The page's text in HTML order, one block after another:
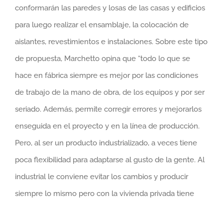
conformarán las paredes y losas de las casas y edificios
para luego realizar el ensamblaje, la colocación de
aislantes, revestimientos e instalaciones. Sobre este tipo
de propuesta, Marchetto opina que “todo lo que se
hace en fábrica siempre es mejor por las condiciones
de trabajo de la mano de obra, de los equipos y por ser
seriado. Además, permite corregir errores y mejorarlos
enseguida en el proyecto y en la línea de producción.
Pero, al ser un producto industrializado, a veces tiene
poca flexibilidad para adaptarse al gusto de la gente. Al
industrial le conviene evitar los cambios y producir
siempre lo mismo pero con la vivienda privada tiene